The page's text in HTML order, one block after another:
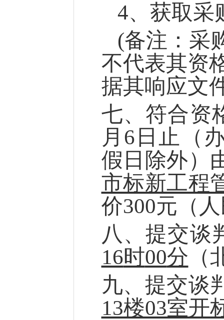
4、获取采
(备注：采
不代表其资
据其响应文
七、符合资
月 6 日止（
假日除外）
市标新工程
价300元（
八 、提交谈
16时00分
九、 提交谈
13楼03室开